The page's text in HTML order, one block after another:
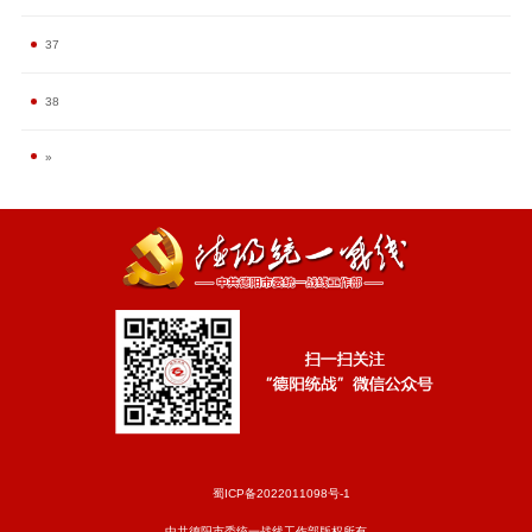
37
38
»
蜀ICP备2022011098号-1